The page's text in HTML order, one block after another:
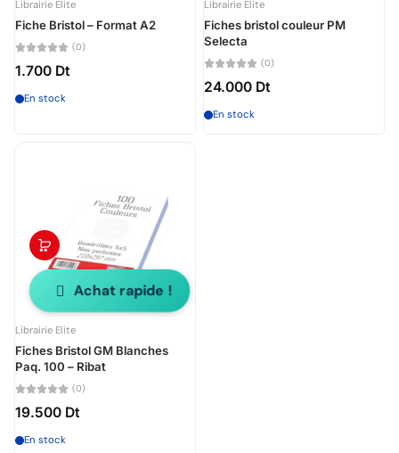
Librairie Elite
Fiche Bristol – Format A2
(0)
1.700 Dt
En stock
Librairie Elite
Fiches bristol couleur PM
Selecta
(0)
24.000 Dt
En stock
Achat rapide !
Librairie Elite
Fiches Bristol GM Blanches
Paq. 100 – Ribat
(0)
19.500 Dt
En stock